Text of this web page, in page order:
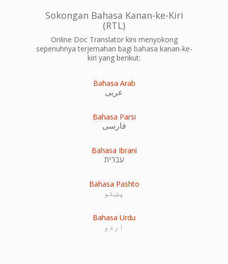
Sokongan Bahasa Kanan-ke-Kiri
(RTL)
Online Doc Translator kini menyokong
sepenuhnya terjemahan bagi bahasa kanan-ke-
kiri yang berikut:
Bahasa Arab
عربى
Bahasa Parsi
فارسی
Bahasa Ibrani
עִברִית
Bahasa Pashto
پښتو
Bahasa Urdu
اردو